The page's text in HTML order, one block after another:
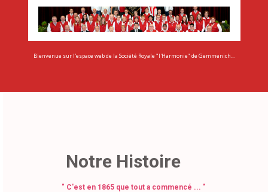
Bienvenue sur l'espace web de la Société Royale "l'Harmonie" de Gemmenich...
Notre Histoire
" C'est en 1865 que tout a commencé ... "